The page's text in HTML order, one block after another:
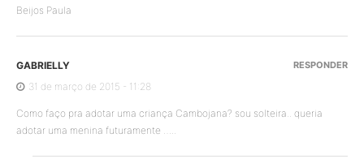
Beijos Paula
GABRIELLY
31 de março de 2015 - 11:28
Como faço pra adotar uma criança Cambojana? sou solteira.. queria
adotar uma menina futuramente …..
RESPONDER